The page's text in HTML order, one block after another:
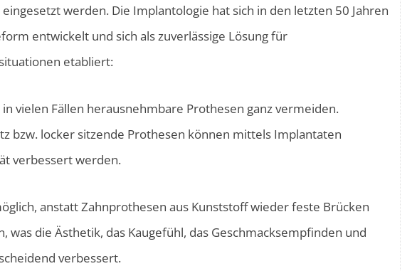
werden. Die Implantologie hat sich in den letzten 50 Jahren
entwickelt und sich als zuverlässige Lösung für
etabliert:
vielen Fällen herausnehmbare Prothesen ganz vermeiden.
bzw. locker sitzende Prothesen können mittels Implantaten
verbessert werden.
anstatt Zahnprothesen aus Kunststoff wieder feste Brücken
was die Ästhetik, das Kaugefühl, das Geschmacksempfinden und
verbessert.